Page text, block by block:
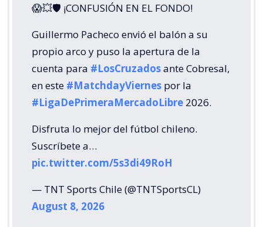
😱💥🛡 ¡CONFUSIÓN EN EL FONDO!
Guillermo Pacheco envió el balón a su
propio arco y puso la apertura de la
cuenta para #LosCruzadosante Cobresal,
en este #MatchdayViernes por la
#LigaDePrimeraMercadoLibre 2026.
Disfruta lo mejor del fútbol chileno.
Suscríbete a…
pic.twitter.com/5s3di49RoH
— TNT Sports Chile (@TNTSportsCL)
August 8, 2026